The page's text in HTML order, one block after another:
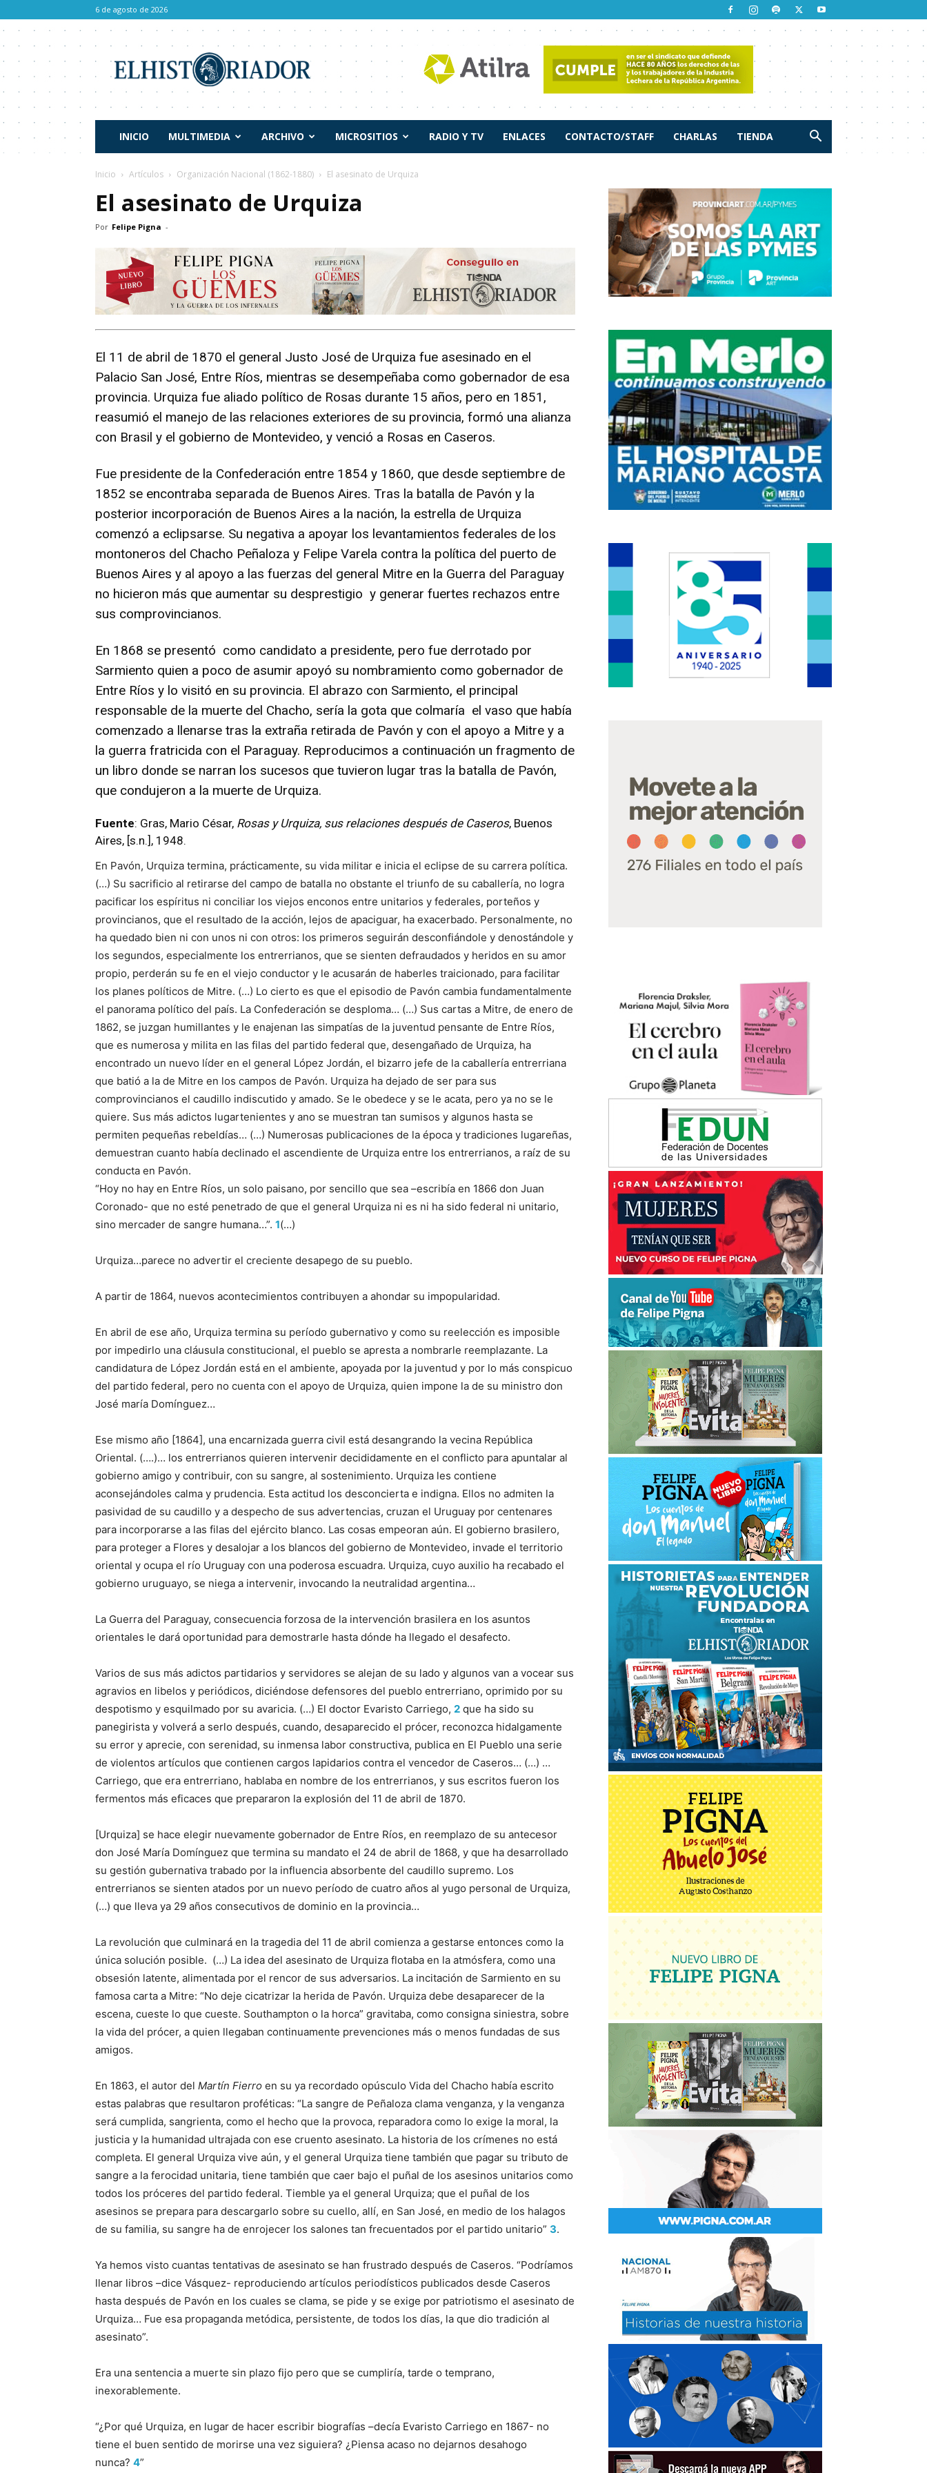
6 de agosto de 2026
Historiador
INICIO MULTIMEDIA ARCHIVO MICROSITIOS RADIO Y TV ENLACES CONTACTO/STAFF CHARLAS TIENDA
Inicio Artículos Organización Nacional (1862-1880) El asesinato de Urquiza
El asesinato de Urquiza
Por Felipe Pigna -
El 11 de abril de 1870 el general Justo José de Urquiza fue asesinado en el
Palacio San José, Entre Ríos, mientras se desempeñaba como gobernador de esa
provincia. Urquiza fue aliado político de Rosas durante 15 años, pero en 1851,
reasumió el manejo de las relaciones exteriores de su provincia, formó una alianza
con Brasil y el gobierno de Montevideo, y venció a Rosas en Caseros.
Fue presidente de la Confederación entre 1854 y 1860, que desde septiembre de
1852 se encontraba separada de Buenos Aires. Tras la batalla de Pavón y la
posterior incorporación de Buenos Aires a la nación, la estrella de Urquiza
comenzó a eclipsarse. Su negativa a apoyar los levantamientos federales de los
montoneros del Chacho Peñaloza y Felipe Varela contra la política del puerto de
Buenos Aires y al apoyo a las fuerzas del general Mitre en la Guerra del Paraguay
no hicieron más que aumentar su desprestigio y generar fuertes rechazos entre
sus comprovincianos.
En 1868 se presentó como candidato a presidente, pero fue derrotado por
Sarmiento quien a poco de asumir apoyó su nombramiento como gobernador de
Entre Ríos y lo visitó en su provincia. El abrazo con Sarmiento, el principal
responsable de la muerte del Chacho, sería la gota que colmaría el vaso que había
comenzado a llenarse tras la extraña retirada de Pavón y con el apoyo a Mitre y a
la guerra fratricida con el Paraguay. Reproducimos a continuación un fragmento de
un libro donde se narran los sucesos que tuvieron lugar tras la batalla de Pavón,
que condujeron a la muerte de Urquiza.
Fuente: Gras, Mario César, Rosas y Urquiza, sus relaciones después de Caseros, Buenos
Aires, [s.n.], 1948.
En Pavón, Urquiza termina, prácticamente, su vida militar e inicia el eclipse de su carrera política.
(…) Su sacrificio al retirarse del campo de batalla no obstante el triunfo de su caballería, no logra
pacificar los espíritus ni conciliar los viejos enconos entre unitarios y federales, porteños y
provincianos, que el resultado de la acción, lejos de apaciguar, ha exacerbado. Personalmente, no
ha quedado bien ni con unos ni con otros: los primeros seguirán desconfiándole y denostándole y
los segundos, especialmente los entrerrianos, que se sienten defraudados y heridos en su amor
propio, perderán su fe en el viejo conductor y le acusarán de haberles traicionado, para facilitar
los planes políticos de Mitre. (…) Lo cierto es que el episodio de Pavón cambia fundamentalmente
el panorama político del país. La Confederación se desploma… (…) Sus cartas a Mitre, de enero de
1862, se juzgan humillantes y le enajenan las simpatías de la juventud pensante de Entre Ríos,
que es numerosa y milita en las filas del partido federal que, desengañado de Urquiza, ha
encontrado un nuevo líder en el general López Jordán, el bizarro jefe de la caballería entrerriana
que batió a la de Mitre en los campos de Pavón. Urquiza ha dejado de ser para sus
comprovincianos el caudillo indiscutido y amado. Se le obedece y se le acata, pero ya no se le
quiere. Sus más adictos lugartenientes y ano se muestran tan sumisos y algunos hasta se
permiten pequeñas rebeldías… (…) Numerosas publicaciones de la época y tradiciones lugareñas,
demuestran cuanto había declinado el ascendiente de Urquiza entre los entrerrianos, a raíz de su
conducta en Pavón.
“Hoy no hay en Entre Ríos, un solo paisano, por sencillo que sea –escribía en 1866 don Juan
Coronado- que no esté penetrado de que el general Urquiza ni es ni ha sido federal ni unitario,
sino mercader de sangre humana…”. 1(…)
Urquiza…parece no advertir el creciente desapego de su pueblo.
A partir de 1864, nuevos acontecimientos contribuyen a ahondar su impopularidad.
En abril de ese año, Urquiza termina su período gubernativo y como su reelección es imposible
por impedirlo una cláusula constitucional, el pueblo se apresta a nombrarle reemplazante. La
candidatura de López Jordán está en el ambiente, apoyada por la juventud y por lo más conspicuo
del partido federal, pero no cuenta con el apoyo de Urquiza, quien impone la de su ministro don
José maría Domínguez…
Ese mismo año [1864], una encarnizada guerra civil está desangrando la vecina República
Oriental. (….)… los entrerrianos quieren intervenir decididamente en el conflicto para apuntalar al
gobierno amigo y contribuir, con su sangre, al sostenimiento. Urquiza les contiene
aconsejándoles calma y prudencia. Esta actitud los desconcierta e indigna. Ellos no admiten la
pasividad de su caudillo y a despecho de sus advertencias, cruzan el Uruguay por centenares
para incorporarse a las filas del ejército blanco. Las cosas empeoran aún. El gobierno brasilero,
para proteger a Flores y desalojar a los blancos del gobierno de Montevideo, invade el territorio
oriental y ocupa el río Uruguay con una poderosa escuadra. Urquiza, cuyo auxilio ha recabado el
gobierno uruguayo, se niega a intervenir, invocando la neutralidad argentina…
La Guerra del Paraguay, consecuencia forzosa de la intervención brasilera en los asuntos
orientales le dará oportunidad para demostrarle hasta dónde ha llegado el desafecto.
Varios de sus más adictos partidarios y servidores se alejan de su lado y algunos van a vocear sus
agravios en libelos y periódicos, diciéndose defensores del pueblo entrerriano, oprimido por su
despotismo y esquilmado por su avaricia. (…) El doctor Evaristo Carriego, 2 que ha sido su
panegirista y volverá a serlo después, cuando, desaparecido el prócer, reconozca hidalgamente
su error y aprecie, con serenidad, su inmensa labor constructiva, publica en El Pueblo una serie
de violentos artículos que contienen cargos lapidarios contra el vencedor de Caseros… (…) …
Carriego, que era entrerriano, hablaba en nombre de los entrerrianos, y sus escritos fueron los
fermentos más eficaces que prepararon la explosión del 11 de abril de 1870.
[Urquiza] se hace elegir nuevamente gobernador de Entre Ríos, en reemplazo de su antecesor
don José María Domínguez que termina su mandato el 24 de abril de 1868, y que ha desarrollado
su gestión gubernativa trabado por la influencia absorbente del caudillo supremo. Los
entrerrianos se sienten atados por un nuevo período de cuatro años al yugo personal de Urquiza,
(…) que lleva ya 29 años consecutivos de dominio en la provincia…
La revolución que culminará en la tragedia del 11 de abril comienza a gestarse entonces como la
única solución posible. (…) La idea del asesinato de Urquiza flotaba en la atmósfera, como una
obsesión latente, alimentada por el rencor de sus adversarios. La incitación de Sarmiento en su
famosa carta a Mitre: “No deje cicatrizar la herida de Pavón. Urquiza debe desaparecer de la
escena, cueste lo que cueste. Southampton o la horca” gravitaba, como consigna siniestra, sobre
la vida del prócer, a quien llegaban continuamente prevenciones más o menos fundadas de sus
amigos.
En 1863, el autor del Martín Fierro en su ya recordado opúsculo Vida del Chacho había escrito
estas palabras que resultaron proféticas: “La sangre de Peñaloza clama venganza, y la venganza
será cumplida, sangrienta, como el hecho que la provoca, reparadora como lo exige la moral, la
justicia y la humanidad ultrajada con ese cruento asesinato. La historia de los crímenes no está
completa. El general Urquiza vive aún, y el general Urquiza tiene también que pagar su tributo de
sangre a la ferocidad unitaria, tiene también que caer bajo el puñal de los asesinos unitarios como
todos los próceres del partido federal. Tiemble ya el general Urquiza; que el puñal de los
asesinos se prepara para descargarlo sobre su cuello, allí, en San José, en medio de los halagos
de su familia, su sangre ha de enrojecer los salones tan frecuentados por el partido unitario” 3.
Ya hemos visto cuantas tentativas de asesinato se han frustrado después de Caseros. “Podríamos
llenar libros –dice Vásquez- reproduciendo artículos periodísticos publicados desde Caseros
hasta después de Pavón en los cuales se clama, se pide y se exige por patriotismo el asesinato de
Urquiza… Fue esa propaganda metódica, persistente, de todos los días, la que dio tradición al
asesinato”.
Era una sentencia a muerte sin plazo fijo pero que se cumpliría, tarde o temprano,
inexorablemente.
“¿Por qué Urquiza, en lugar de hacer escribir biografías –decía Evaristo Carriego en 1867- no
tiene el buen sentido de morirse una vez siguiera? ¿Piensa acaso no dejarnos desahogo
nunca? 4”